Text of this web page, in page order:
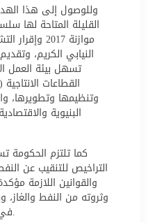
وللوصول إلى هذا
القليلة المتاحة لها
موازنة
النيابي الكريم،
تسهل بيئة العمل
القطاعات
وتنظيمها وتطويرها،
البنيوية
كما تلتزم الحكومة
التراخيص للتنقيب عن
والقوانين اللازمة
وثروته من النفط والغاز،
في المنطقة الاقتصادية الخالصة.